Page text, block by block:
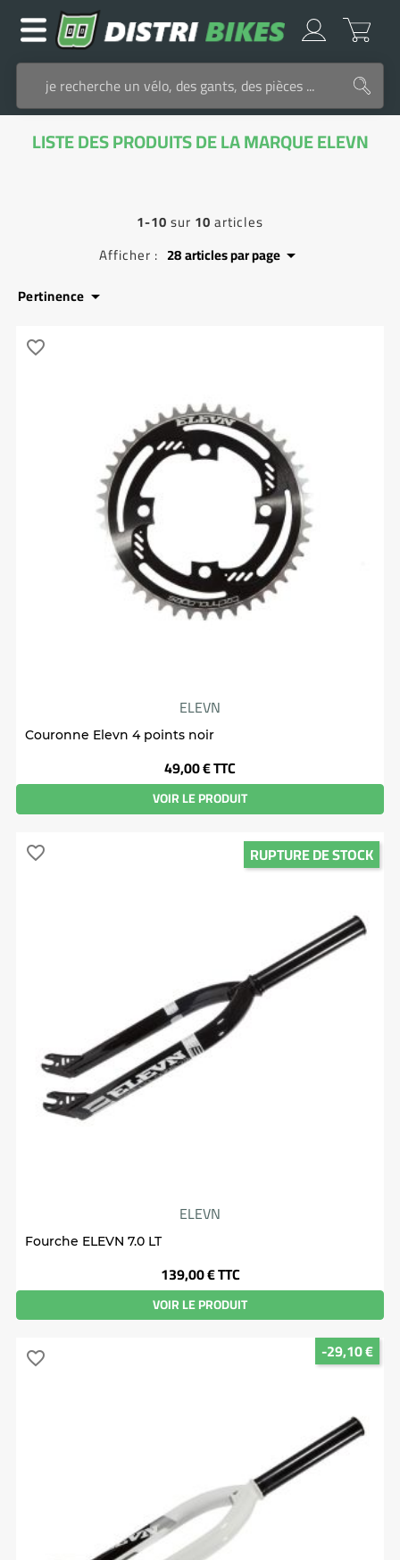
LISTE DES PRODUITS DE LA MARQUE ELEVN
1-10sur 10articles
Afficher : 28articles par page
Pertinence 
ELEVN
Couronne Elevn 4 points noir
Prix
49,00 €TTC
VOIR LE PRODUIT
favorite_border
ELEVN
Fourche ELEVN 7.0 LT
Prix
139,00 €TTC
VOIR LE PRODUIT
RUPTURE DE STOCK
favorite_border
-29,10 €
favorite_border